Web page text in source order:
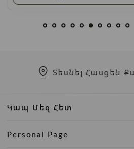
Տեսնել Հասցեն
Կապ Մեզ Հետ
Personal Page